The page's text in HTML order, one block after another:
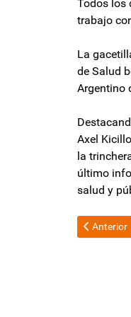
Todos los
trabajo
La
de Salud
Argentino
Axel
la
último
salud y
Artículo
Anterior